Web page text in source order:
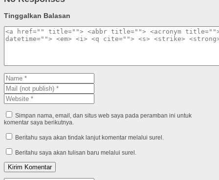
Tinggalkan Balasan
Simpan nama, email, dan situs web saya pada peramban ini untuk
komentar saya berikutnya.
Beritahu saya akan tindak lanjut komentar melalui surel.
Beritahu saya akan tulisan baru melalui surel.